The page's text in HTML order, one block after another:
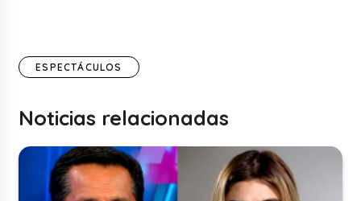
ESPECTÁCULOS
Noticias relacionadas